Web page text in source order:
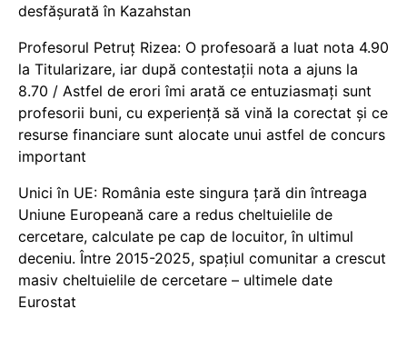
desfășurată în Kazahstan
Profesorul Petruț Rizea: O profesoară a luat nota 4.90
la Titularizare, iar după contestații nota a ajuns la
8.70 / Astfel de erori îmi arată ce entuziasmați sunt
profesorii buni, cu experiență să vină la corectat și ce
resurse financiare sunt alocate unui astfel de concurs
important
Unici în UE: România este singura țară din întreaga
Uniune Europeană care a redus cheltuielile de
cercetare, calculate pe cap de locuitor, în ultimul
deceniu. Între 2015-2025, spațiul comunitar a crescut
masiv cheltuielile de cercetare – ultimele date
Eurostat